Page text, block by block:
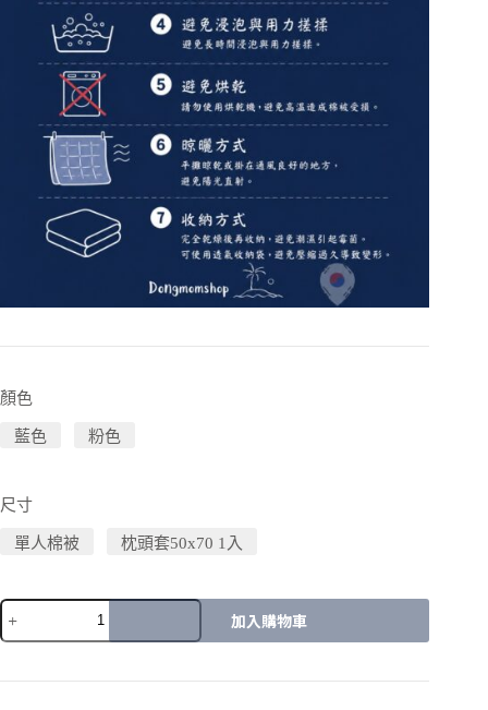
顏色
藍色 粉色
尺寸
單人棉被 枕頭套50x70 1入
加入購物車